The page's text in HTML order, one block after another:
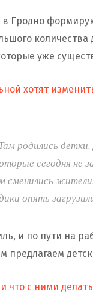
Гродно
количества
уже
хотят
родились
сегодня не
сменились
опять
и по пути на
что с ними